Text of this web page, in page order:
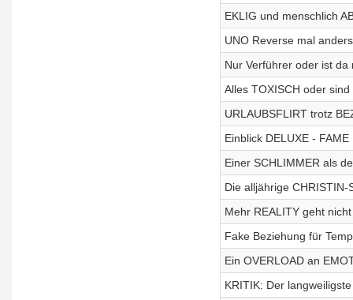
EKLIG und menschlich
UNO Reverse mal
Nur Verführer oder ist
Alles TOXISCH oder
URLAUBSFLIRT trotz
Einblick DELUXE -
Einer SCHLIMMER als
Die alljährige
Mehr REALITY geht
Fake Beziehung für
Ein OVERLOAD an
KRITIK: Der